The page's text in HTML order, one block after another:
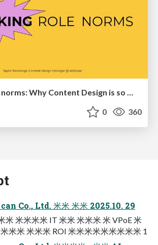
0 360
Co., Ltd. 米米 米米 2025.10. 29
米 米米米米 IT 米米 米米米 米 VPoE 米
米米 米米米 ROI 米米米米米米米米米 1